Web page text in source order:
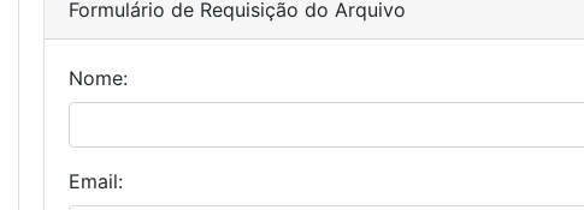
Formulário de Requisição do Arquivo
Nome:
Email: